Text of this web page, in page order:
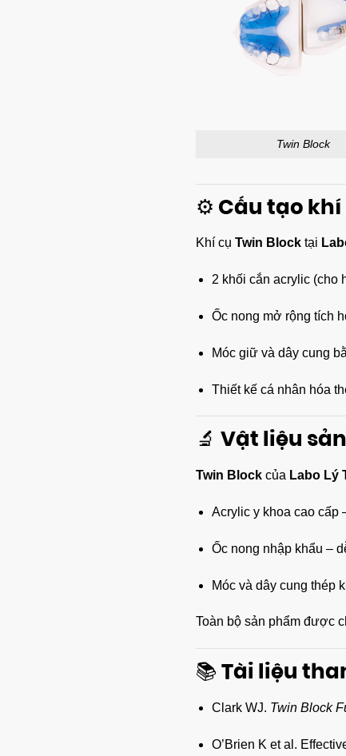
Twin Block
⚙️ Cấu tạo khí
Khí cụ Twin Blocktại
2 khối cắn acrylic (cho
Ốc nong mở rộng tích
Móc giữ và dây cung
Thiết kế cá nhân hóa
🔬 Vật liệu
Twin Blockcủa Labo Lý
Acrylic y khoa cao cấp
Ốc nong nhập khẩu –
Móc và dây cung thép
Toàn bộ sản phẩm được
📚 Tài liệu
Clark WJ. Twin Block
O’Brien K et al.